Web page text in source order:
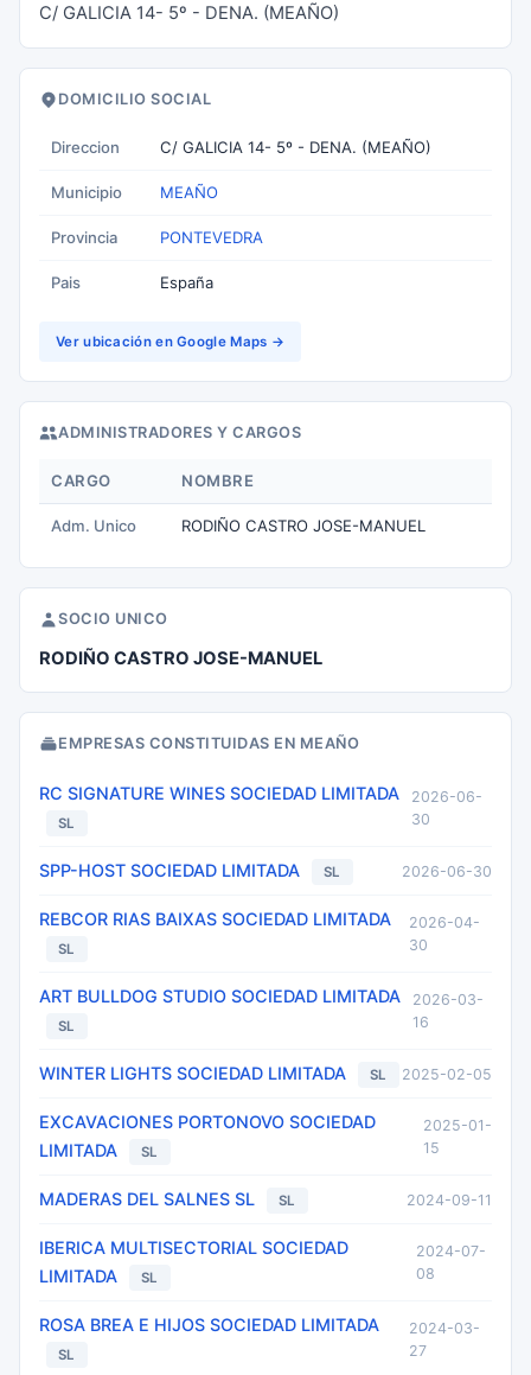
C/ GALICIA 14- 5º - DENA. (MEAÑO)
DOMICILIO SOCIAL
Direccion C/ GALICIA 14- 5º - DENA. (MEAÑO)
Municipio MEAÑO
Provincia PONTEVEDRA
Pais España
Ver ubicación en Google Maps →
ADMINISTRADORES Y CARGOS
CARGO NOMBRE
Adm. Unico RODIÑO CASTRO JOSE-MANUEL
SOCIO UNICO
RODIÑO CASTRO JOSE-MANUEL
EMPRESAS CONSTITUIDAS EN MEAÑO
RC SIGNATURE WINES SOCIEDAD LIMITADA
SL
2026-06-
30
SPP-HOST SOCIEDAD LIMITADA SL 2026-06-30
REBCOR RIAS BAIXAS SOCIEDAD LIMITADA
SL
2026-04-
30
ART BULLDOG STUDIO SOCIEDAD LIMITADA
SL
2026-03-
16
WINTER LIGHTS SOCIEDAD LIMITADA SL 2025-02-05
EXCAVACIONES PORTONOVO SOCIEDAD
LIMITADA
SL
2025-01-
15
MADERAS DEL SALNES SL SL 2024-09-11
IBERICA MULTISECTORIAL SOCIEDAD
LIMITADA
SL
2024-07-
08
ROSA BREA E HIJOS SOCIEDAD LIMITADA
SL
2024-03-
27